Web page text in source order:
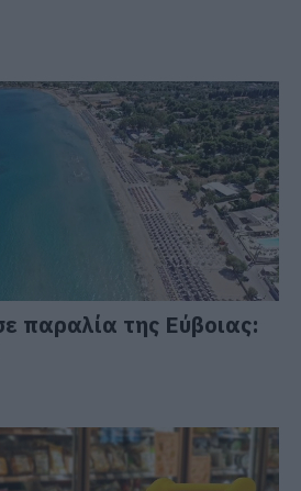
παραλία της Εύβοιας: